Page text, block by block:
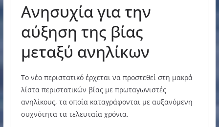
Ανησυχία για την
αύξηση της βίας
μεταξύ ανηλίκων
Το νέο περιστατικό έρχεται να προστεθεί στη μακρά
λίστα περιστατικών βίας με πρωταγωνιστές
ανηλίκους, τα οποία καταγράφονται με αυξανόμενη
συχνότητα τα τελευταία χρόνια.